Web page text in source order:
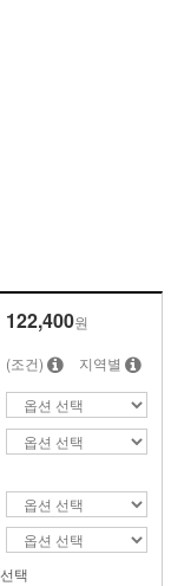
122,400원
(조건)
지역별
택